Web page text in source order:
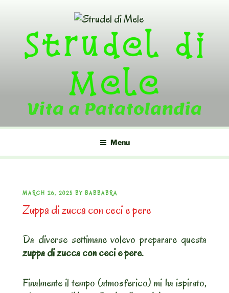
contentStrudel di
Mele
Vita a Patatolandia
Menu
POSTED
ON
MARCH 26, 2025 BY BABBABRA
Zuppa di zucca con ceci e pere
Da diverse settimane volevo preparare questa
zuppa di zucca con ceci e pere.
Finalmente il tempo (atmosferico) mi ha ispirato,